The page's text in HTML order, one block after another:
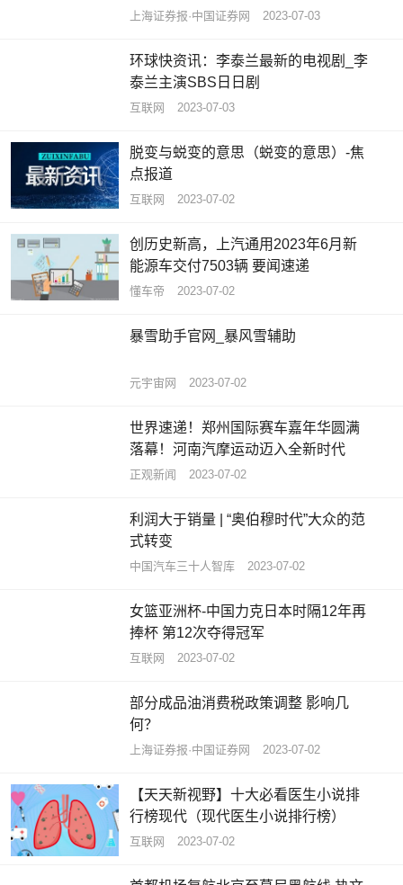
上海证券报·中国证券网 2023-07-03
环球快资讯：李泰兰最新的电视剧_李
泰兰主演SBS日日剧
互联网 2023-07-03
脱变与蜕变的意思（蜕变的意思）-焦
点报道
互联网 2023-07-02
创历史新高，上汽通用2023年6月新
能源车交付7503辆 要闻速递
懂车帝 2023-07-02
暴雪助手官网_暴风雪辅助
元宇宙网 2023-07-02
世界速递！郑州国际赛车嘉年华圆满
落幕！河南汽摩运动迈入全新时代
正观新闻 2023-07-02
利润大于销量 | “奥伯穆时代”大众的范
式转变
中国汽车三十人智库 2023-07-02
女篮亚洲杯-中国力克日本时隔12年再
捧杯 第12次夺得冠军
互联网 2023-07-02
部分成品油消费税政策调整 影响几
何？
上海证券报·中国证券网 2023-07-02
【天天新视野】十大必看医生小说排
行榜现代（现代医生小说排行榜）
互联网 2023-07-02